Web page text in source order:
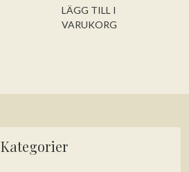
LÄGG TILL I
VARUKORG
Kategorier